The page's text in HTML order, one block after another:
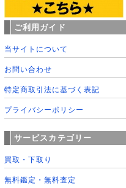
ご利用ガイド
当サイトについて
お問い合わせ
特定商取引法に基づく表記
プライバシーポリシー
サービスカテゴリー
買取・下取り
無料鑑定・無料査定